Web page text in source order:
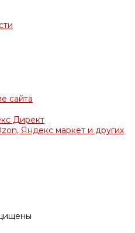
сайта
Директ
Яндекс маркет и других